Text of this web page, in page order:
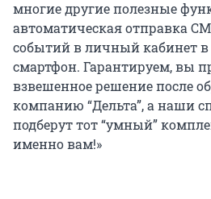
многие другие полезные
автоматическая отправка
событий в личный кабинет в
смартфон. Гарантируем, вы
взвешенное решение после
компанию “Дельта”, а наши
подберут тот “умный”
именно вам!»